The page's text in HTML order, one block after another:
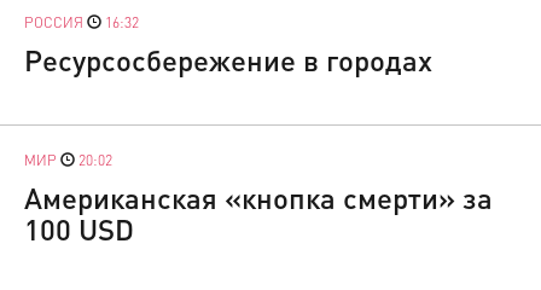
РОССИЯ 16:32
Ресурсосбережение в городах
МИР 20:02
Американская «кнопка смерти» за
100 USD